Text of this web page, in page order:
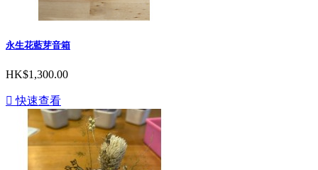
永生花藍芽音箱
HK$1,300.00
 快速查看